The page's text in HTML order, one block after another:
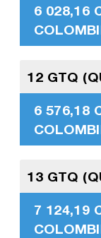
6 028,16
12 GTQ
6 576,18
13 GTQ
7 124,19